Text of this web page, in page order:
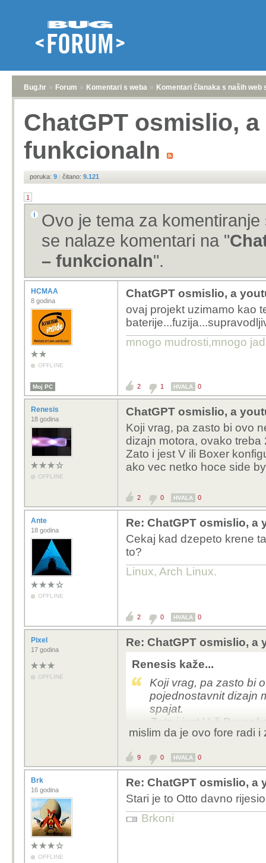
Bug.hr » Forum » Komentari s weba » Komentari članaka s naših web
ChatGPT osmislio,
funkcionaln
poruka: 9 | čitano: 9.121
1
Ovo je tema za
se nalaze komentari na "
– funkcionaln".
HCMAA
8 godina
OFFLINE
ChatGPT osmislio, a
ovaj projekt uzimamo kao
mnogo mudrosti,mnogo
Moj PC 2 1 HVALA 0
Renesis
18 godina
OFFLINE
ChatGPT osmislio, a
Koji vrag, pa zasto bi ovo
dizajn motora, ovako
Zato i jest V ili Boxer
ako vec netko hoce side
2 0 HVALA 0
Ante
18 godina
OFFLINE
Re: ChatGPT osmislio,
Cekaj kad dzepeto krene
to?
Linux, Arch Linux.
2 0 HVALA 0
Pixel
17 godina
OFFLINE
Re: ChatGPT osmislio,
Renesis kaže...
Koji vrag, pa zasto bi
pojednostavnit dizajn
spajat.
Zato i jest V ili Boxer
radilicu, ako vec
mislim da je ovo fore radi i
9 0 HVALA 0
Brk
16 godina
OFFLINE
Re: ChatGPT osmislio,
Stari je to Otto davno
Brkoni